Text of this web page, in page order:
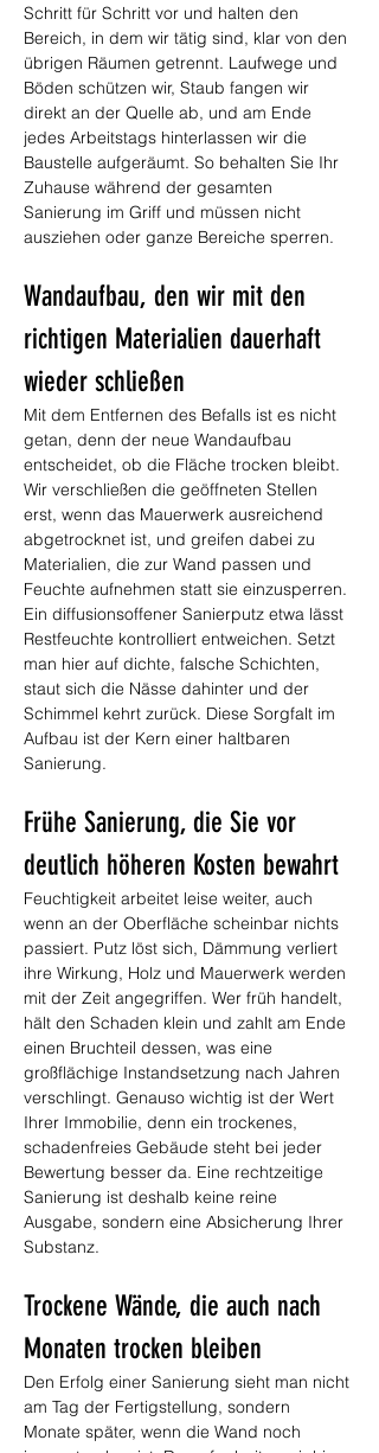
Schritt für Schritt vor und halten den
Bereich, in dem wir tätig sind, klar von den
übrigen Räumen getrennt. Laufwege und
Böden schützen wir, Staub fangen wir
direkt an der Quelle ab, und am Ende
jedes Arbeitstags hinterlassen wir die
Baustelle aufgeräumt. So behalten Sie Ihr
Zuhause während der gesamten
Sanierung im Griff und müssen nicht
ausziehen oder ganze Bereiche sperren.
Wandaufbau, den wir mit den
richtigen Materialien dauerhaft
wieder schließen
Mit dem Entfernen des Befalls ist es nicht
getan, denn der neue Wandaufbau
entscheidet, ob die Fläche trocken bleibt.
Wir verschließen die geöffneten Stellen
erst, wenn das Mauerwerk ausreichend
abgetrocknet ist, und greifen dabei zu
Materialien, die zur Wand passen und
Feuchte aufnehmen statt sie einzusperren.
Ein diffusionsoffener Sanierputz etwa lässt
Restfeuchte kontrolliert entweichen. Setzt
man hier auf dichte, falsche Schichten,
staut sich die Nässe dahinter und der
Schimmel kehrt zurück. Diese Sorgfalt im
Aufbau ist der Kern einer haltbaren
Sanierung.
Frühe Sanierung, die Sie vor
deutlich höheren Kosten bewahrt
Feuchtigkeit arbeitet leise weiter, auch
wenn an der Oberfläche scheinbar nichts
passiert. Putz löst sich, Dämmung verliert
ihre Wirkung, Holz und Mauerwerk werden
mit der Zeit angegriffen. Wer früh handelt,
hält den Schaden klein und zahlt am Ende
einen Bruchteil dessen, was eine
großflächige Instandsetzung nach Jahren
verschlingt. Genauso wichtig ist der Wert
Ihrer Immobilie, denn ein trockenes,
schadenfreies Gebäude steht bei jeder
Bewertung besser da. Eine rechtzeitige
Sanierung ist deshalb keine reine
Ausgabe, sondern eine Absicherung Ihrer
Substanz.
Trockene Wände, die auch nach
Monaten trocken bleiben
Den Erfolg einer Sanierung sieht man nicht
am Tag der Fertigstellung, sondern
Monate später, wenn die Wand noch